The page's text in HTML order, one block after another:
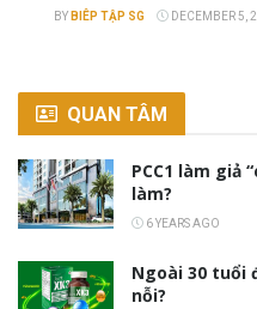
BY BIÊP TẬP SG DECEMBER 5,
QUAN TÂM
PCC1 làm giả
làm?
6 YEARS AGO
Ngoài 30 tuổi
nỗi?